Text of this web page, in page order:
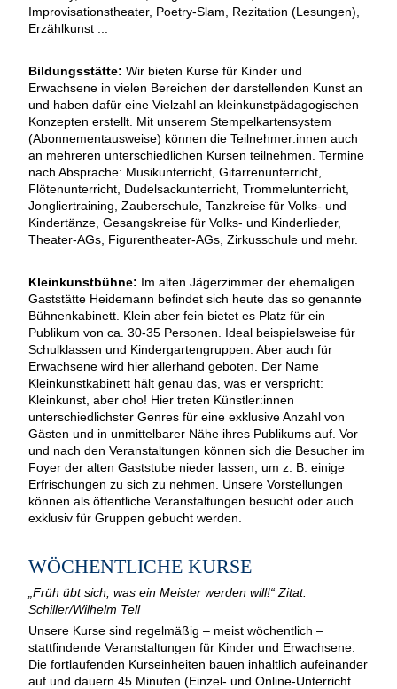
Improvisationstheater, Poetry-Slam, Rezitation (Lesungen),
Erzählkunst ...
Bildungsstätte: Wir bieten Kurse für Kinder und
Erwachsene in vielen Bereichen der darstellenden Kunst an
und haben dafür eine Vielzahl an kleinkunstpädagogischen
Konzepten erstellt. Mit unserem Stempelkartensystem
(Abonnementausweise) können die Teilnehmer:innen auch
an mehreren unterschiedlichen Kursen teilnehmen. Termine
nach Absprache: Musikunterricht, Gitarrenunterricht,
Flötenunterricht, Dudelsackunterricht, Trommelunterricht,
Jongliertraining, Zauberschule, Tanzkreise für Volks- und
Kindertänze, Gesangskreise für Volks- und Kinderlieder,
Theater-AGs, Figurentheater-AGs, Zirkusschule und mehr.
Kleinkunstbühne: Im alten Jägerzimmer der ehemaligen
Gaststätte Heidemann befindet sich heute das so genannte
Bühnenkabinett. Klein aber fein bietet es Platz für ein
Publikum von ca. 30-35 Personen. Ideal beispielsweise für
Schulklassen und Kindergartengruppen. Aber auch für
Erwachsene wird hier allerhand geboten. Der Name
Kleinkunstkabinett hält genau das, was er verspricht:
Kleinkunst, aber oho! Hier treten Künstler:innen
unterschiedlichster Genres für eine exklusive Anzahl von
Gästen und in unmittelbarer Nähe ihres Publikums auf. Vor
und nach den Veranstaltungen können sich die Besucher im
Foyer der alten Gaststube nieder lassen, um z. B. einige
Erfrischungen zu sich zu nehmen. Unsere Vorstellungen
können als öffentliche Veranstaltungen besucht oder auch
exklusiv für Gruppen gebucht werden.
WÖCHENTLICHE KURSE
„Früh übt sich, was ein Meister werden will!“ Zitat:
Schiller/Wilhelm Tell
Unsere Kurse sind regelmäßig – meist wöchentlich –
stattfindende Veranstaltungen für Kinder und Erwachsene.
Die fortlaufenden Kurseinheiten bauen inhaltlich aufeinander
auf und dauern 45 Minuten (Einzel- und Online-Unterricht